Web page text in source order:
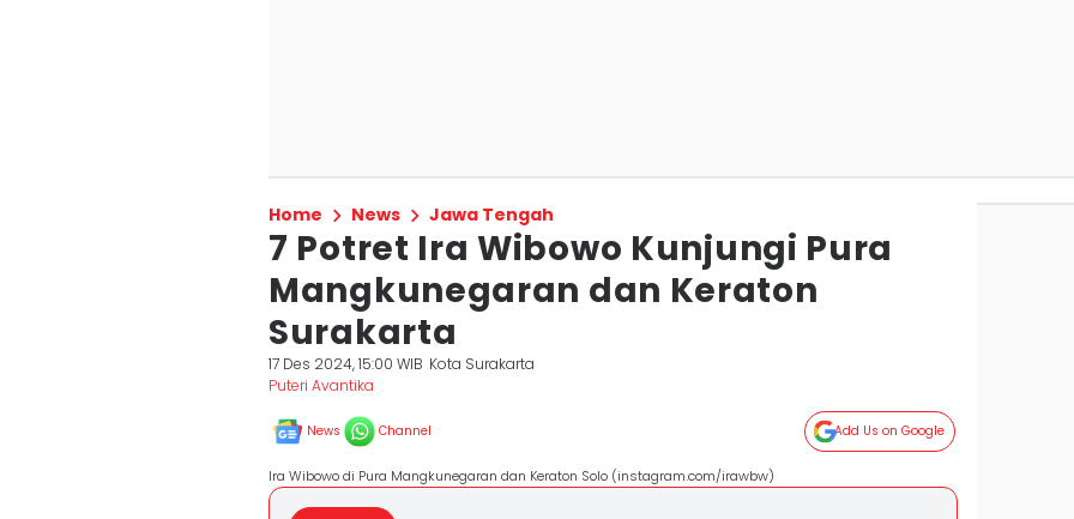
Home News Jawa Tengah
7 Potret Ira Wibowo Kunjungi Pura
Mangkunegaran dan Keraton
Surakarta
17 Des 2024, 15:00 WIB Kota Surakarta
Puteri Avantika
News Channel Add Us on Google
Ira Wibowo di Pura Mangkunegaran dan Keraton Solo (instagram.com/irawbw)